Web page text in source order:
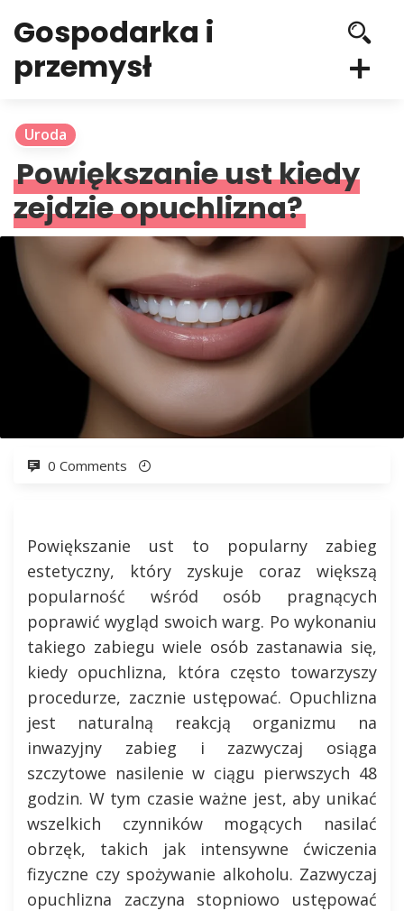
Gospodarka i
przemysł
Uroda
Powiększanie ust kiedy
zejdzie opuchlizna?
0 Comments
Powiększanie ust to popularny zabieg
estetyczny, który zyskuje coraz większą
popularność wśród osób pragnących
poprawić wygląd swoich warg. Po wykonaniu
takiego zabiegu wiele osób zastanawia się,
kiedy opuchlizna, która często towarzyszy
procedurze, zacznie ustępować. Opuchlizna
jest naturalną reakcją organizmu na
inwazyjny zabieg i zazwyczaj osiąga
szczytowe nasilenie w ciągu pierwszych 48
godzin. W tym czasie ważne jest, aby unikać
wszelkich czynników mogących nasilać
obrzęk, takich jak intensywne ćwiczenia
fizyczne czy spożywanie alkoholu. Zazwyczaj
opuchlizna zaczyna stopniowo ustępować